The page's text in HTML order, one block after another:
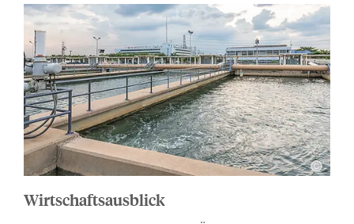
Wirtschaftsausblick